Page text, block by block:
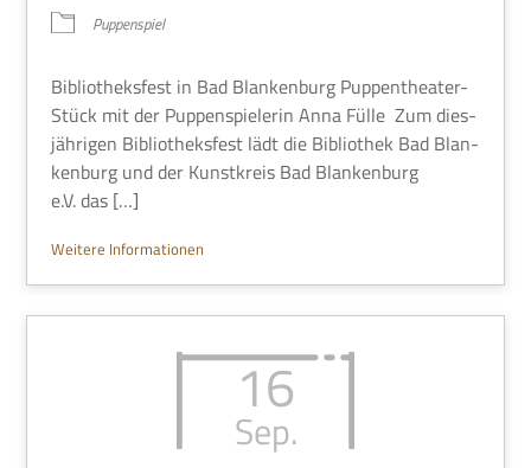
Pup­pen­spiel
Biblio­theks­fest in Bad Blan­ken­burg Pup­pen­thea­ter-
Stück mit der Pup­pen­spie­le­rin Anna Fülle Zum dies­
jäh­ri­gen Biblio­theks­fest lädt die Biblio­thek Bad Blan­
ken­burg und der Kunst­kreis Bad Blan­ken­burg
e.V. das […]
Wei­tere Informationen
16
Sep.